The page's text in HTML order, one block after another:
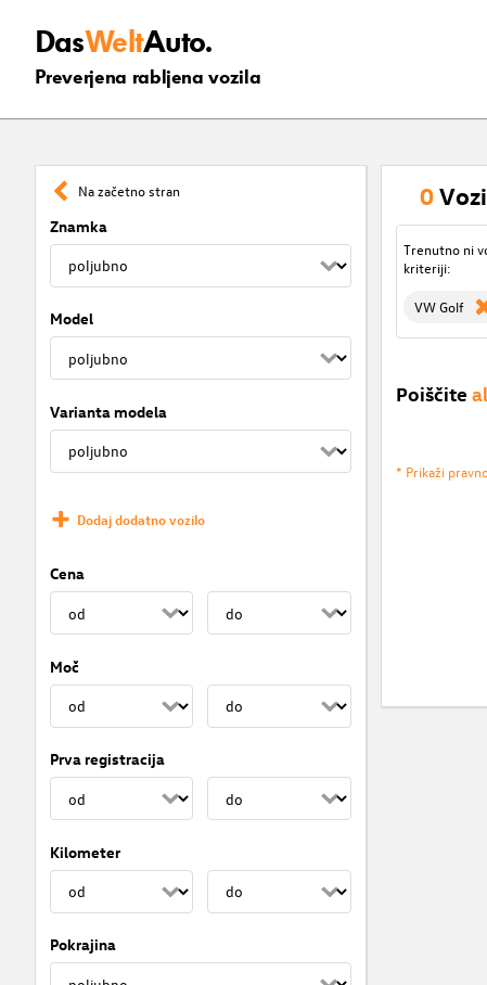
DasWeltAuto.
Preverjena rabljena vozila
Na začetno stran
Znamka
Model
Varianta modela
Dodaj dodatno vozilo
Cena
Moč
Prva registracija
Kilometer
Pokrajina
0
Trenutno ni
kriteriji:
VW Golf
Poiščite
* Prikaži